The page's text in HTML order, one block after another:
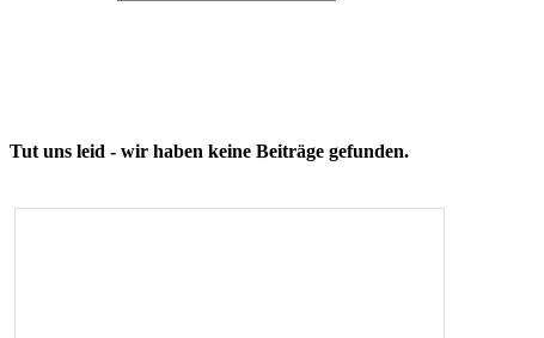
Tut uns leid - wir haben keine Beiträge gefunden.